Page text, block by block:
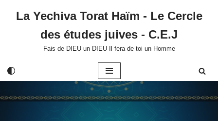
La Yechiva Torat Haïm - Le Cercle
des études juives - C.E.J
Fais de DIEU un DIEU Il fera de toi un Homme